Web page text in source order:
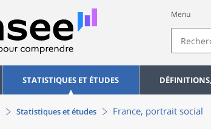
Menu
STATISTIQUES ET ÉTUDES
Statistiques et études France, portrait social